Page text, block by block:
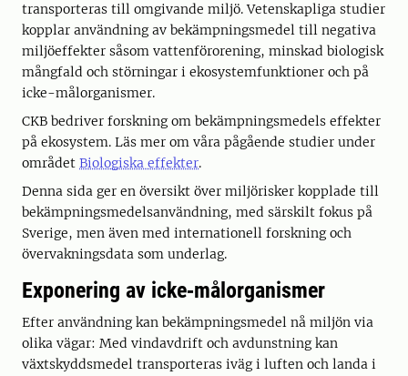
transporteras till omgivande miljö. Vetenskapliga studier
kopplar användning av bekämpningsmedel till negativa
miljöeffekter såsom vattenförorening, minskad biologisk
mångfald och störningar i ekosystemfunktioner och på
icke-målorganismer.
CKB bedriver forskning om bekämpningsmedels effekter
på ekosystem. Läs mer om våra pågående studier under
området Biologiska effekter.
Denna sida ger en översikt över miljörisker kopplade till
bekämpningsmedelsanvändning, med särskilt fokus på
Sverige, men även med internationell forskning och
övervakningsdata som underlag.
Exponering av icke‑målorganismer
Efter användning kan bekämpningsmedel nå miljön via
olika vägar: Med vindavdrift och avdunstning kan
växtskyddsmedel transporteras iväg i luften och landa i